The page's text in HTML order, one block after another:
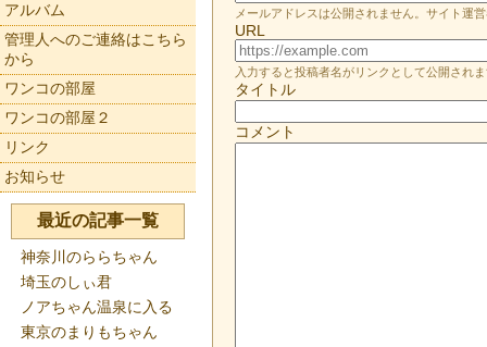
メールアドレスは公開されません。サイト運
URL
入力すると投稿者名がリンクとして公開され
タイトル
コメント
アルバム
管理人へのご連絡はこちら
から
ワンコの部屋
ワンコの部屋２
リンク
お知らせ
最近の記事一覧
神奈川のららちゃん
埼玉のしぃ君
ノアちゃん温泉に入る
東京のまりもちゃん